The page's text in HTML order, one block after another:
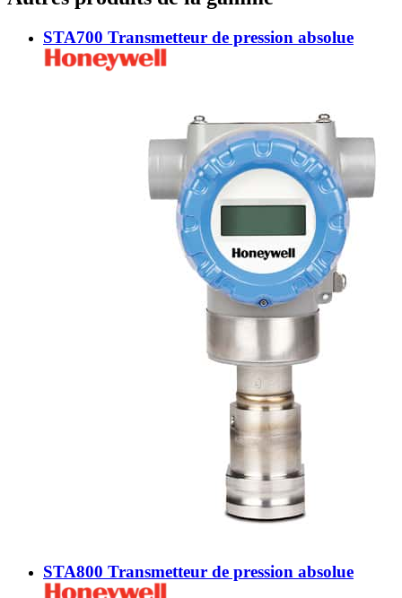
STA700 Transmetteur de pression absolue
STA800 Transmetteur de pression absolue